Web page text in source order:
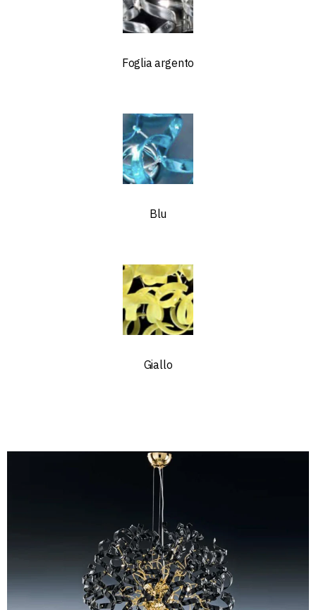
Foglia argento
Blu
Giallo